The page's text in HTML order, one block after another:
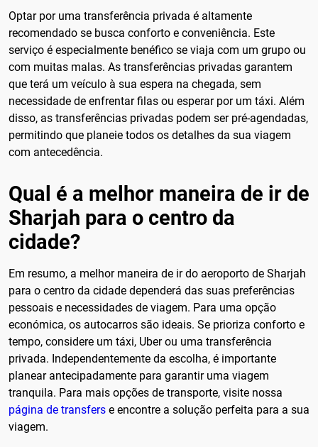
Optar por uma transferência privada é altamente
recomendado se busca conforto e conveniência. Este
serviço é especialmente benéfico se viaja com um grupo ou
com muitas malas. As transferências privadas garantem
que terá um veículo à sua espera na chegada, sem
necessidade de enfrentar filas ou esperar por um táxi. Além
disso, as transferências privadas podem ser pré-agendadas,
permitindo que planeie todos os detalhes da sua viagem
com antecedência.
Qual é a melhor maneira de ir de
Sharjah para o centro da
cidade?
Em resumo, a melhor maneira de ir do aeroporto de Sharjah
para o centro da cidade dependerá das suas preferências
pessoais e necessidades de viagem. Para uma opção
económica, os autocarros são ideais. Se prioriza conforto e
tempo, considere um táxi, Uber ou uma transferência
privada. Independentemente da escolha, é importante
planear antecipadamente para garantir uma viagem
tranquila. Para mais opções de transporte, visite nossa
página de transfers e encontre a solução perfeita para a sua
viagem.